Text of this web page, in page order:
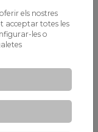
els nostres
acceptar totes les
les o